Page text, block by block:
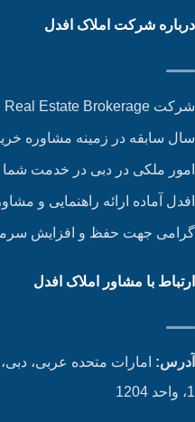
شرکت املاک افدل
سابقه در زمینه مشاوره
ملکی در دبی در خدمت شما
آماده ارائه راهنمایی و
جهت حفظ و افزایش
با مشاور املاک افدل
امارات متحده عربی، دبی،